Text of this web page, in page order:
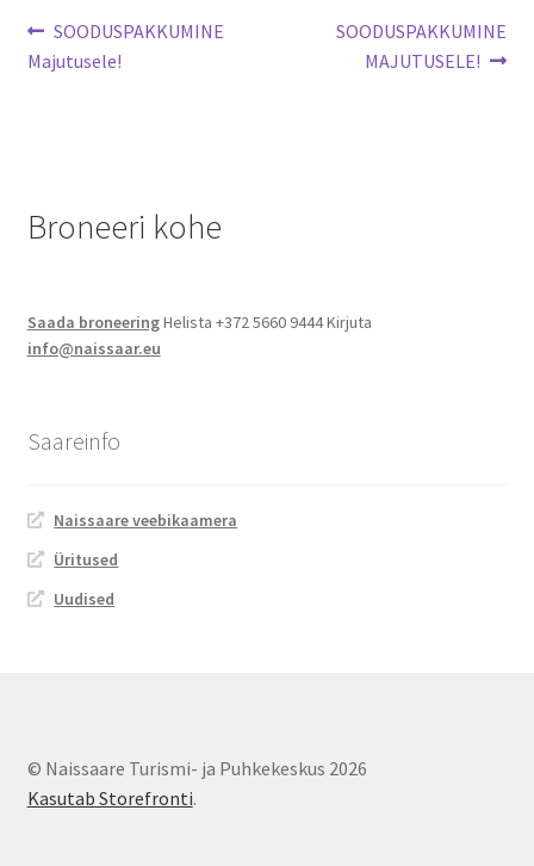
Saun kaminaruumiga
Dresiinisõidud
Matkarajad
Rattamatk
Navigeerimine
Eelmine
postitus:
SOODUSPAKKUMINE
Majutusele!
Järgmine
postitus:
SOODUSPAKKUMINE
MAJUTUSELE!
Broneeri kohe
Saada broneeringHelista +372 5660 9444 Kirjuta
info@naissaar.eu
Saareinfo
Naissaare veebikaamera
Üritused
Uudised
© Naissaare Turismi- ja Puhkekeskus 2026
Kasutab Storefronti.